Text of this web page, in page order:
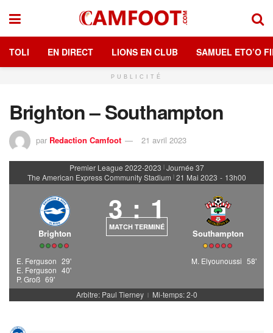
TOLI EN DIRECT LIONS EN CLUB SAMUEL ETO’O
PUBLICITÉ
Brighton – Southampton
par Redaction Camfoot 21 avril 2023
Premier League 2022-2023 | Journée 37
The American Express Community Stadium | 21 Mai 2023 - 13h00
Brighton
3 : 1
MATCH TERMINÉ
Southampton
E. Ferguson 29'
E. Ferguson 40'
P. Groß 69'
M. Elyounoussi 58'
Arbitre: Paul Tierney | Mi-temps: 2-0